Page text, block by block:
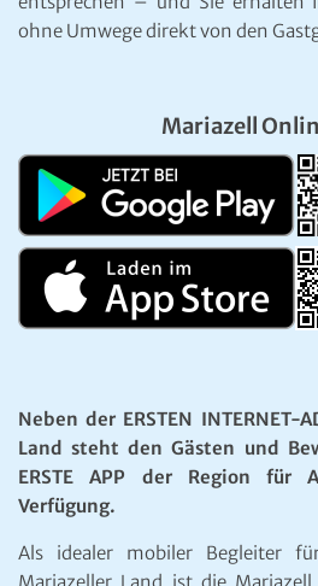
ohne Umwege direkt von den
Mariazell
Neben der ERSTEN INTERNET-
Land steht den Gästen und
ERSTE APP der Region für
Verfügung.
Als idealer mobiler Begleiter